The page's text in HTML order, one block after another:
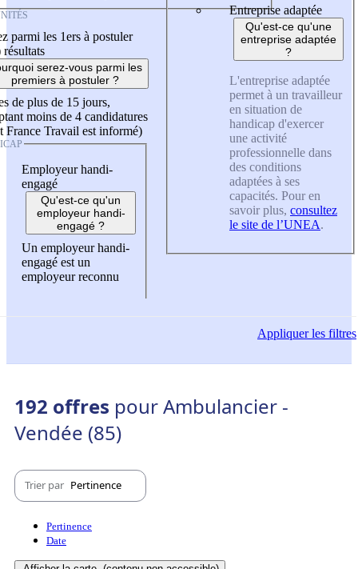
parmi les 1ers à postuler
résultats
serez-vous parmi les
premiers à postuler ?
de plus de 15 jours,
moins de 4 candidatures
France Travail est informé)
Employeur handi-
engagé
Qu'est-ce qu'un
employeur handi-
engagé ?
Un employeur handi-
engagé est un
employeur reconnu
Entreprise adaptée
Qu'est-ce qu'une
entreprise adaptée
?
L'entreprise adaptée
permet à un travailleur
en situation de
handicap d'exercer
une activité
professionnelle dans
des conditions
adaptées à ses
capacités. Pour en
savoir plus, consultez
le site de l’UNEA.
Appliquerles filtres
192 offres pour Ambulancier -
Vendée (85)
Trier par Pertinence
Pertinence
Date